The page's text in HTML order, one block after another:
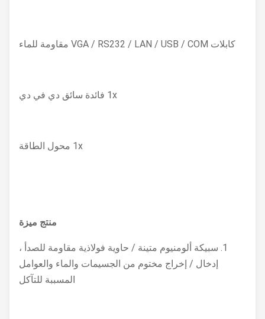
كابلات VGA / RS232 / LAN / USB / COM مقاومة للماء
ميزة
1. سبيكة ألومنيوم متينة / حاوية فولاذية مقاومة للصدأ ،
إدخال / إخراج مختوم من الجسيمات والماء والعوامل
المسببة للتآكل